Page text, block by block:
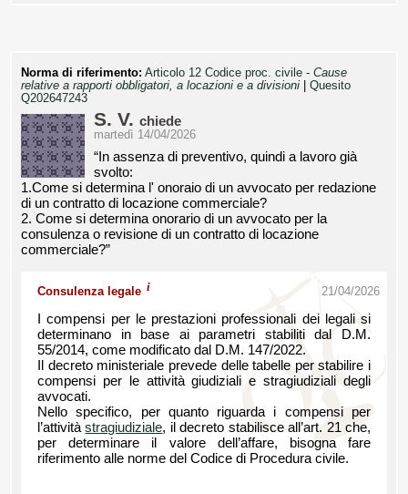
Norma di riferimento: Articolo 12 Codice proc. civile - Cause
relative a rapporti obbligatori, a locazioni e a divisioni
Quesito
Q202647243
S. V. chiede
martedì 14/04/2026
“In assenza di preventivo, quindi a lavoro già
svolto:
1.Come si determina l' onoraio di un avvocato per redazione
di un contratto di locazione commerciale?
2. Come si determina onorario di un avvocato per la
consulenza o revisione di un contratto di locazione
commerciale?”
Consulenza legale i 21/04/2026
I compensi per le prestazioni professionali dei legali si
determinano in base ai parametri stabiliti dal D.M.
55/2014, come modificato dal D.M. 147/2022.
Il decreto ministeriale prevede delle tabelle per stabilire i
compensi per le attività giudiziali e stragiudiziali degli
avvocati.
Nello specifico, per quanto riguarda i compensi per
l’attivitàstragiudiziale, il decreto stabilisce all’art. 21 che,
per determinare il valore dell’affare, bisogna fare
riferimento alle norme del Codice di Procedura civile.